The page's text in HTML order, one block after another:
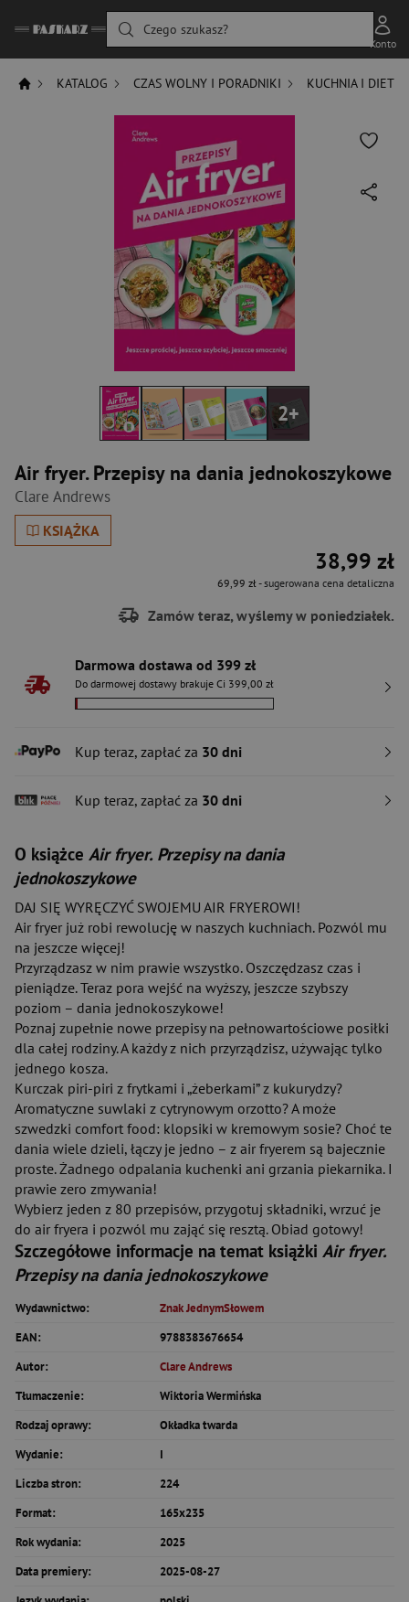
Czego szukasz?
Konto
KATALOG CZAS WOLNY I PORADNIKI KUCHNIA I DIETY
Air fryer. Przepisy na dania jednokoszykowe
Clare Andrews
KSIĄŻKA
2+
38,99 zł
69,99 zł- sugerowana cena detaliczna
Zamów teraz, wyślemy w poniedziałek.
Darmowa dostawa od 399 zł
Do darmowej dostawy brakuje Ci 399,00 zł
Kup teraz, zapłać za 30 dni
Kup teraz, zapłać za 30 dni
O książce Air fryer. Przepisy na dania
jednokoszykowe
DAJ SIĘ WYRĘCZYĆ SWOJEMU AIR FRYEROWI!
Air fryer już robi rewolucję w naszych kuchniach. Pozwól mu
na jeszcze więcej!
Przyrządzasz w nim prawie wszystko. Oszczędzasz czas i
pieniądze. Teraz pora wejść na wyższy, jeszcze szybszy
poziom – dania jednokoszykowe!
Poznaj zupełnie nowe przepisy na pełnowartościowe posiłki
dla całej rodziny. A każdy z nich przyrządzisz, używając tylko
jednego kosza.
Kurczak piri-piri z frytkami i „żeberkami” z kukurydzy?
Aromatyczne suwlaki z cytrynowym orzotto? A może
szwedzki comfort food: klopsiki w kremowym sosie? Choć te
dania wiele dzieli, łączy je jedno – z air fryerem są bajecznie
proste. Żadnego odpalania kuchenki ani grzania piekarnika. I
prawie zero zmywania!
Wybierz jeden z 80 przepisów, przygotuj składniki, wrzuć je
do air fryera i pozwól mu zająć się resztą. Obiad gotowy!
Szczegółowe informacje na temat książki Air fryer.
Przepisy na dania jednokoszykowe
Wydawnictwo:
Znak JednymSłowem
EAN:
9788383676654
Autor:
Clare Andrews
Tłumaczenie:
Wiktoria Wermińska
Rodzaj oprawy:
Okładka twarda
Wydanie:
I
Liczba stron:
224
Format:
165x235
Rok wydania:
2025
Data premiery:
2025-08-27